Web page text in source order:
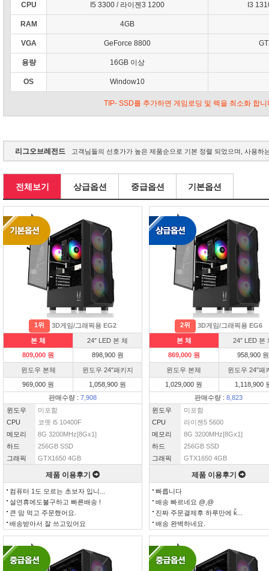
CPU I5 3300 / 라이젠3 1200 I3
RAM 4GB
VGA GeForce 8800
용량 16GB 이상
OS Window10
TIP- SSD를 추가하면 게임로딩 및 렉을 최소화 합니
리그오브레전드 고객님들의 선호가가 높은 제품순으로 기본 정렬 되었으며, 사용
전체보기 상급옵션 중급옵션 기본옵션
1위 3D게임/그래픽용 EG2
본 체
24″ LED 본 체
809,000 원
898,900 원
윈도우 본체
윈도우 24″패키지
969,000 원
1,058,900 원
판매수량 : 7,908
윈도우
미포함
CPU
코멧 i5 10400F
메모리
8G 3200MHz[8Gx1]
하드
256GB SSD
그래픽
GTX1650 4GB
제품 이용후기
컴퓨터 1도 모르는 초보자 입니...
설연휴에도불구하고 빠른배송 !
큰 맘 먹고 주문했어요.
배송받아서 잘 쓰고있어요
2위 3D게임/그래픽용 EG6
본 체
24″ LED 본
869,000 원
958,900 원
윈도우 본체
윈도우 24″패
1,029,000 원
1,118,900
판매수량 : 8,823
윈도우
미포함
CPU
라이젠5 5600
메모리
8G 3200MHz[8Gx1]
하드
256GB SSD
그래픽
GTX1650 4GB
제품 이용후기
빠릅니다
배송 빠르네요 @,@
진짜 주문결제후 하루만에 ǩ...
배송 완벽하네요.